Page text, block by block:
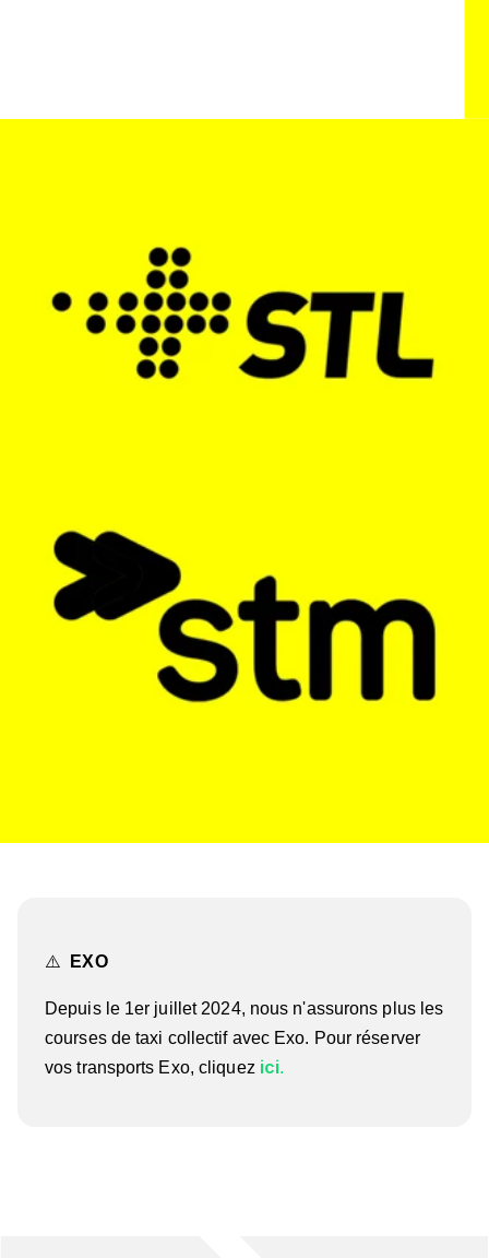
⚠️ EXO
Depuis le 1er juillet 2024, nous n'assurons plus les
courses de taxi collectif avec Exo. Pour réserver
vos transports Exo, cliquez ici.